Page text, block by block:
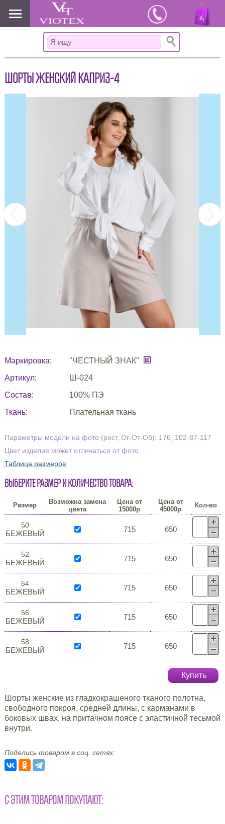
www.viotex37.ru
ШОРТЫ ЖЕНСКИЙ КАПРИЗ-4
Маркировка:
"ЧЕСТНЫЙ ЗНАК"
Артикул:
Ш-024
Состав:
100% ПЭ
Ткань:
Плательная ткань
Параметры модели на фото (рост, Ог-От-Об): 176, 102-87-117
Цвет изделия может отличаться от фото
Таблица размеров
Выберите размер и количество товара:
Размер
Возможна замена
цвета
Цена от
15000р
Цена от
45000р
Кол-во
50
БЕЖЕВЫЙ 715 650
52
БЕЖЕВЫЙ 715 650
54
БЕЖЕВЫЙ 715 650
56
БЕЖЕВЫЙ 715 650
58
БЕЖЕВЫЙ 715 650
Купить
Шорты женские из гладкокрашеного тканого полотна,
свободного покроя, средней длины, с карманами в
боковых швах, на притачном поясе с эластичной тесьмой
внутри.
Поделись товаром в соц. сетях:
С ЭТИМ ТОВАРОМ ПОКУПАЮТ: